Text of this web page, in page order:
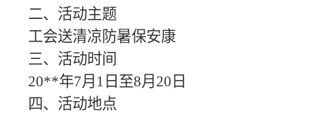
二、活动主题
工会送清凉防暑保安康
三、活动时间
20**年7月1日至8月20日
四、活动地点